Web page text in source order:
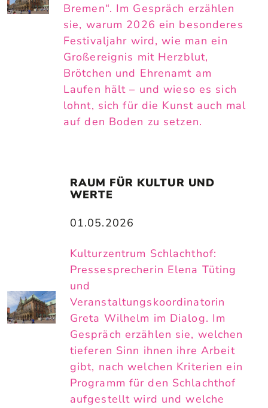
Bremen“. Im Gespräch erzählen
sie, warum 2026 ein besonderes
Festivaljahr wird, wie man ein
Großereignis mit Herzblut,
Brötchen und Ehrenamt am
Laufen hält – und wieso es sich
lohnt, sich für die Kunst auch mal
auf den Boden zu setzen.
RAUM FÜR KULTUR UND
WERTE
01.05.2026
Kulturzentrum Schlachthof:
Pressesprecherin Elena Tüting
und
Veranstaltungskoordinatorin
Greta Wilhelm im Dialog. Im
Gespräch erzählen sie, welchen
tieferen Sinn ihnen ihre Arbeit
gibt, nach welchen Kriterien ein
Programm für den Schlachthof
aufgestellt wird und welche